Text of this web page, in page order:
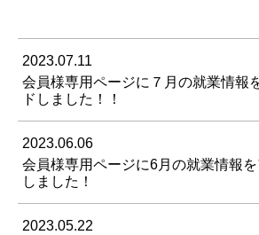
2023.07.11
会員様専用ページに７月の就業情報
ドしました！！
2023.06.06
会員様専用ページに6月の就業情報
しました！
2023.05.22